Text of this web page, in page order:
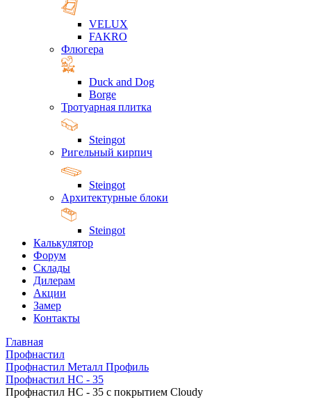
VELUX
FAKRO
Флюгера
Duck and Dog
Borge
Тротуарная плитка
Steingot
Ригельный кирпич
Steingot
Архитектурные блоки
Steingot
Калькулятор
Форум
Склады
Дилерам
Акции
Замер
Контакты
Главная
Профнастил
Профнастил Металл Профиль
Профнастил HC - 35
Профнастил HC - 35 с покрытием Cloudy